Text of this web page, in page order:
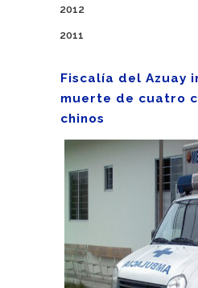
2012
2011
Fiscalía del Azuay
muerte de cuatro
chinos